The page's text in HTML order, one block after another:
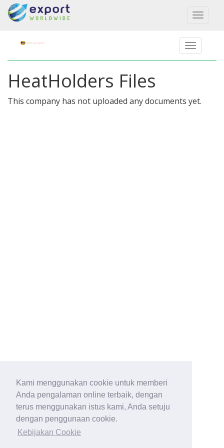
Kami menggunakan cookie untuk memberi
Anda pengalaman online terbaik, dengan
terus menggunakan istus kami, Anda setuju
dengan penggunaan cookie.
Kebijakan Cookie
Toggle
HeatHolders Files
This company has not uploaded any documents yet.